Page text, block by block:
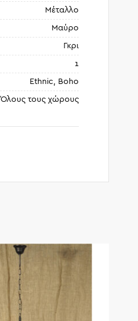
Μέταλλο
Μαύρο
Γκρι
1
Ethnic, Βοho
Όλους τους χώρους